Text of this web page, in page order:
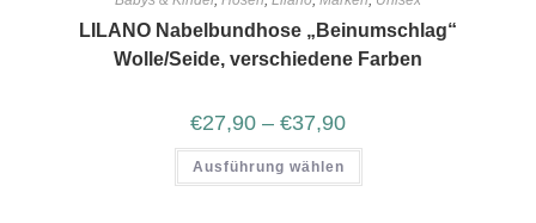
LILANO Nabelbundhose „Beinumschlag“
Wolle/Seide, verschiedene Farben
€27,90 – €37,90
Ausführung wählen